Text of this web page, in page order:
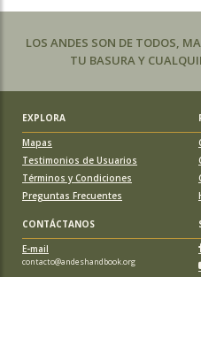
LOS ANDES SON DE TODOS,
TU BASURA Y
EXPLORA
Mapas
Testimonios de Usuarios
Términos y Condiciones
Preguntas Frecuentes
CONTÁCTANOS
E-mail
contacto@andeshandbook.org